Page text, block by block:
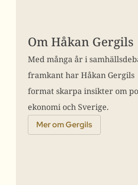
Om Håkan Gergils
Med många år i
framkant har Håkan Gergils
format skarpa insikter om
ekonomi och Sverige.
Mer om Gergils